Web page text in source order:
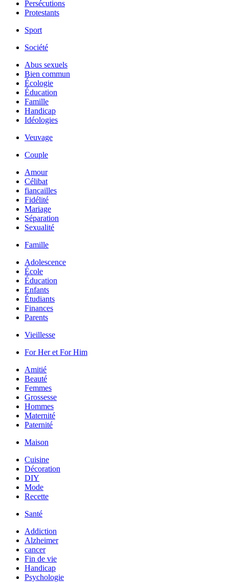
Persécutions
Protestants
Sport
Société
Abus sexuels
Bien commun
Écologie
Éducation
Famille
Handicap
Idéologies
Veuvage
Couple
Amour
Célibat
fiancailles
Fidélité
Mariage
Séparation
Sexualité
Famille
Adolescence
École
Éducation
Enfants
Étudiants
Finances
Parents
Vieillesse
For Her et For Him
Amitié
Beauté
Femmes
Grossesse
Hommes
Maternité
Paternité
Maison
Cuisine
Décoration
DIY
Mode
Recette
Santé
Addiction
Alzheimer
cancer
Fin de vie
Handicap
Psychologie